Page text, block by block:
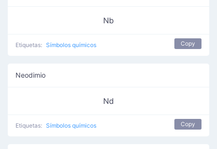
Nb
Etiquetas: Símbolos químicos Copy
Neodimio
Nd
Etiquetas: Símbolos químicos Copy